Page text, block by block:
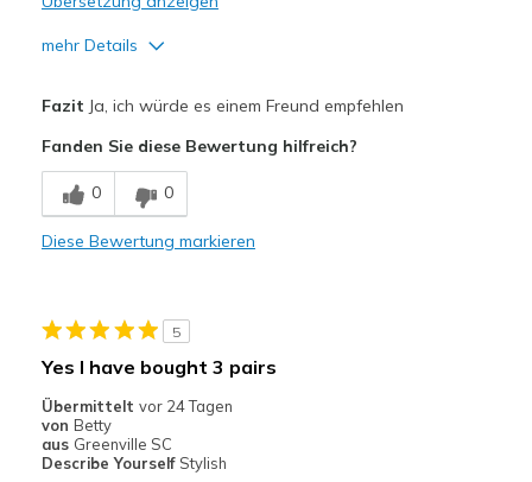
mehr Details
Breathe Well
Comfortable
Nachteile
Geeignete Verwendung
Fazit Ja, ich würde es einem Freund empfehlen
Fanden Sie diese Bewertung hilfreich?
0 0
Diese Bewertung markieren
5
Yes I have bought 3 pairs
Übermittelt vor 24 Tagen
von Betty
aus Greenville SC
Describe Yourself Stylish